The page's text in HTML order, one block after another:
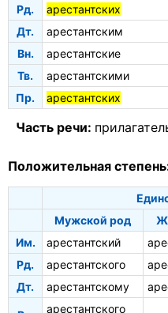
Рд.
арестантских
Дт.
арестантским
Вн.
арестантские
Тв.
арестантскими
Пр.
арестантских
Часть речи:
Положительная
Мужской род
Им.
арестантский
Рд.
арестантского
Дт.
арестантскому
арестантского